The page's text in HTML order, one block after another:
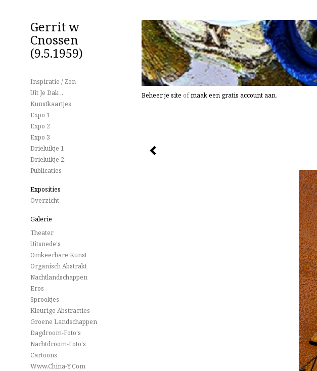
Beheer je site ofmaak een gratis account aan.
Gerrit w
Cnossen
(9.5.1959)
Inspiratie / Zon
Uit Je Dak ..
Kunstkaartjes
Expo 1
Expo 2
Expo 3
Drieluikje 1
Drieluikje 2.
Publicaties
Exposities
Overzicht
Galerie
Theater
Uitsnede's
Omkeerbare Kunst
Organisch Abstrakt
Nachtlandschappen
Eros
Sprookjes
Kleurige Abstracties
Groene Landschappen
Dagdroom-Foto's
Nachtdroom-Foto's
Cartoons
Www.China-Y.com